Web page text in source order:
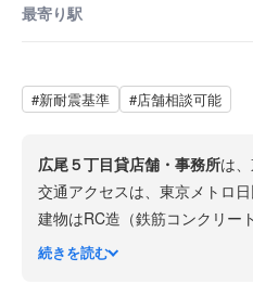
最寄り駅
#新耐震基準 #店舗相談可能
広尾５丁目貸店舗・事務所は
交通アクセスは、東京メトロ
建物はRC造（鉄筋コンクリー
周辺には広尾プラザや広尾公
続きを読む